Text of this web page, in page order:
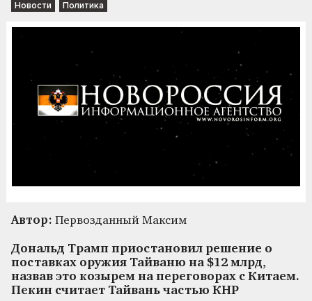
Новости Политика
Автор: Первозданный Максим
Дональд Трамп приостановил решение о
поставках оружия Тайваню на $12 млрд,
назвав это козырем на переговорах с Китаем.
Пекин считает Тайвань частью КНР